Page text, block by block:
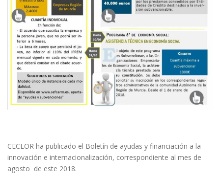
CECLOR ha publicado el Boletín de ayudas y financiación a la
innovación e internacionalización, correspondiente al mes de
agosto de este 2018.